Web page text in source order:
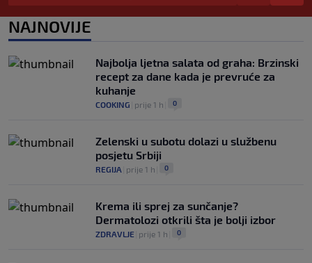
NAJNOVIJE
Najbolja ljetna salata od graha: Brzinski
recept za dane kada je prevruće za
kuhanje
COOKING prije 1 h 0
Zelenski u subotu dolazi u službenu
posjetu Srbiji
REGIJA prije 1 h 0
Krema ili sprej za sunčanje?
Dermatolozi otkrili šta je bolji izbor
ZDRAVLJE prije 1 h 0